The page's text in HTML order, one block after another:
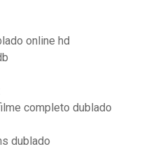
online hd
completo dublado
dublado